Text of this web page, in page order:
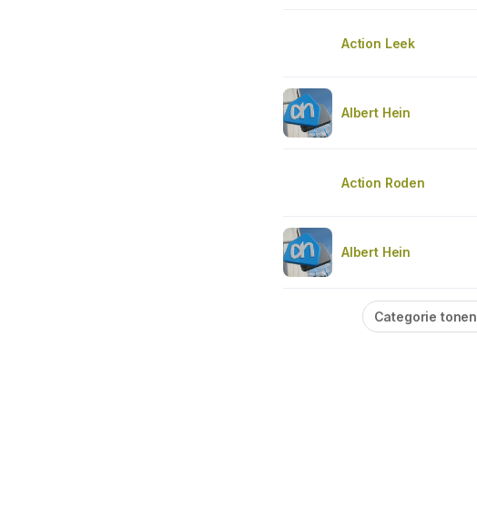
Action Leek
Albert Hein
Action Roden
Albert Hein
Categorie tonen